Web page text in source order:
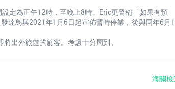
定為正午12時，至晚上8時。Eric更聲稱「如果有預
達鳥與2021年1月6日起宣佈暫時停業，後與同年6月
出外旅遊的顧客。考慮十分周到。
海關檢